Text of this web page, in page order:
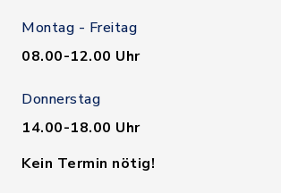
Montag - Freitag
08.00-12.00 Uhr
Donnerstag
14.00-18.00 Uhr
Kein Termin nötig!